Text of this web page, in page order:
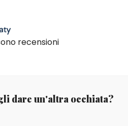
recensioni
dare un'altra occhiata?